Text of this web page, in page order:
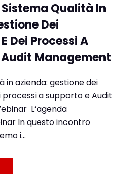
Qualità In
Dei
Dei Processi A
Management
in azienda: gestione dei
a supporto e Audit
L’agenda
In questo incontro
i…